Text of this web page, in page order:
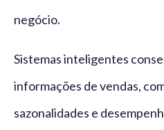
negócio.
Sistemas inteligentes
informações de vendas,
sazonalidades e